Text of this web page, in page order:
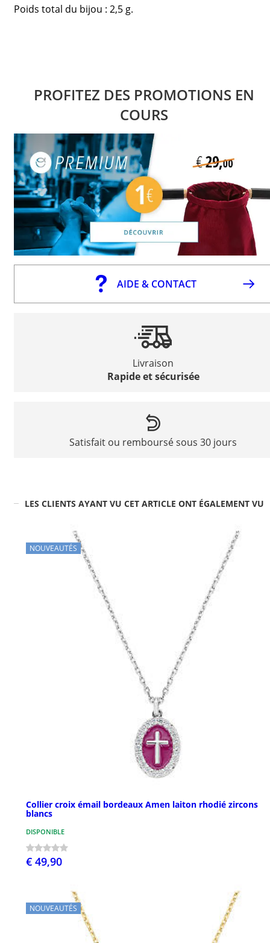
Poids total du bijou : 2,5 g.
PROFITEZ DES PROMOTIONS EN
COURS
AIDE & CONTACT
Livraison
Rapide et sécurisée
Satisfait ou remboursé sous 30 jours
LES CLIENTS AYANT VU CET ARTICLE ONT ÉGALEMENT VU
NOUVEAUTÉS
Collier croix émail bordeaux Amen laiton rhodié zircons
blancs
DISPONIBLE
€ 49,90
NOUVEAUTÉS